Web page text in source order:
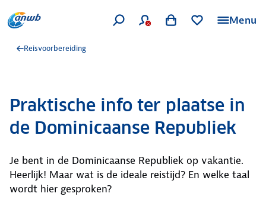
Menu
Reisvoorbereiding
Praktische info ter plaatse in
de Dominicaanse Republiek
Je bent in de Dominicaanse Republiek op vakantie.
Heerlijk! Maar wat is de ideale reistijd? En welke taal
wordt hier gesproken?